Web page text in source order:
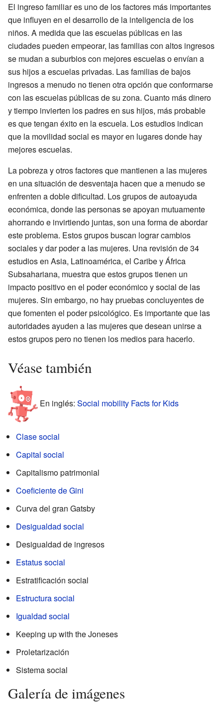
El ingreso familiar es uno de los factores más importantes
que influyen en el desarrollo de la inteligencia de los
niños. A medida que las escuelas públicas en las
ciudades pueden empeorar, las familias con altos ingresos
se mudan a suburbios con mejores escuelas o envían a
sus hijos a escuelas privadas. Las familias de bajos
ingresos a menudo no tienen otra opción que conformarse
con las escuelas públicas de su zona. Cuanto más dinero
y tiempo invierten los padres en sus hijos, más probable
es que tengan éxito en la escuela. Los estudios indican
que la movilidad social es mayor en lugares donde hay
mejores escuelas.
La pobreza y otros factores que mantienen a las mujeres
en una situación de desventaja hacen que a menudo se
enfrenten a doble dificultad. Los grupos de autoayuda
económica, donde las personas se apoyan mutuamente
ahorrando e invirtiendo juntas, son una forma de abordar
este problema. Estos grupos buscan lograr cambios
sociales y dar poder a las mujeres. Una revisión de 34
estudios en Asia, Latinoamérica, el Caribe y África
Subsahariana, muestra que estos grupos tienen un
impacto positivo en el poder económico y social de las
mujeres. Sin embargo, no hay pruebas concluyentes de
que fomenten el poder psicológico. Es importante que las
autoridades ayuden a las mujeres que desean unirse a
estos grupos pero no tienen los medios para hacerlo.
Véase también
En inglés: Social mobility Facts for Kids
Clase social
Capital social
Capitalismo patrimonial
Coeficiente de Gini
Curva del gran Gatsby
Desigualdad social
Desigualdad de ingresos
Estatus social
Estratificación social
Estructura social
Igualdad social
Keeping up with the Joneses
Proletarización
Sistema social
Galería de imágenes